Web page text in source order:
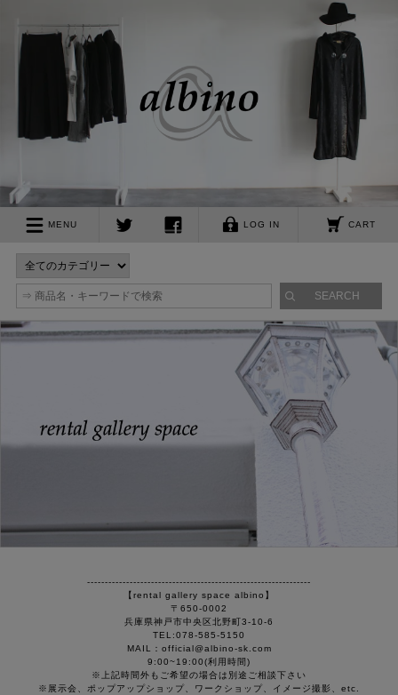
MENU LOG IN CART
---------------------------------------------------------------
【rental gallery space albino】
〒650-0002
兵庫県神戸市中央区北野町3-10-6
TEL:078-585-5150
MAIL：official@albino-sk.com
9:00~19:00(利用時間)
※上記時間外もご希望の場合は別途ご相談下さい
※展示会、ポップアップショップ、ワークショップ、イメージ撮影、etc.